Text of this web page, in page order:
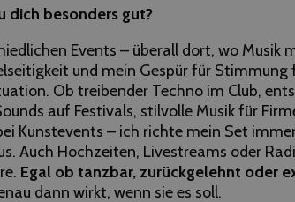
dich besonders gut?
Events – überall dort, wo Musik
und mein Gespür für Stimmung
Ob treibender Techno im Club,
auf Festivals, stilvolle Musik für
Kunstevents – ich richte mein Set
Auch Hochzeiten, Livestreams oder
Egal ob tanzbar, zurückgelehnt oder
dann wirkt, wenn sie es soll.